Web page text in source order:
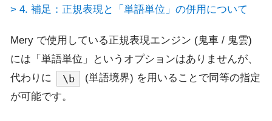
> 4. 補足：正規表現と「単語単位」の併用について
Mery で使用している正規表現エンジン (鬼車 / 鬼雲)
には「単語単位」というオプションはありませんが、
代わりに
\b
(単語境界) を用いることで同等の指定
が可能です。